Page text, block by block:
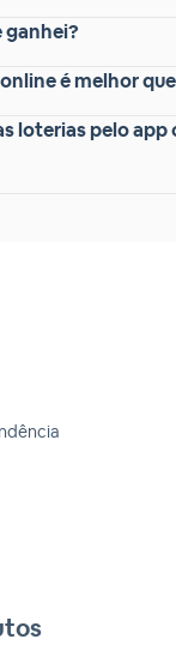
ganhei?
é melhor
loterias pelo